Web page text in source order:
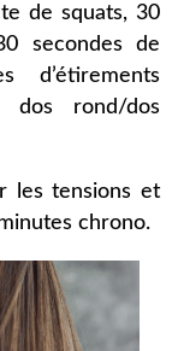
de squats, 30
secondes de
d’étirements
dos rond/dos
les tensions et
chrono.